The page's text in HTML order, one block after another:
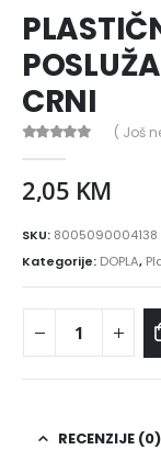
CRNI
( Još
2,05 KM
SKU: 8005090004138
Kategorije: DOPLA,
RECENZIJE (0)